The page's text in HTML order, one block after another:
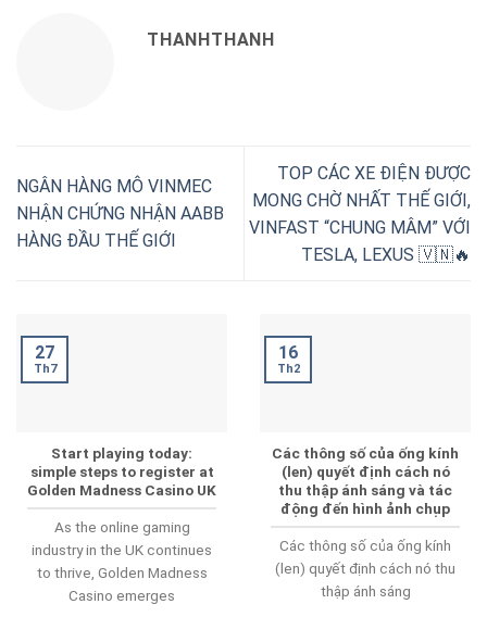
THANHTHANH
NGÂN HÀNG MÔ VINMEC
NHẬN CHỨNG NHẬN AABB
HÀNG ĐẦU THẾ GIỚI
TOP CÁC XE ĐIỆN ĐƯỢC
MONG CHỜ NHẤT THẾ GIỚI,
VINFAST “CHUNG MÂM” VỚI
TESLA, LEXUS 🇻🇳🔥
Start playing today:
simple steps to register at
Golden Madness Casino UK
As the online gaming
industry in the UK continues
to thrive, Golden Madness
Casino emerges
27
Th7
Các thông số của ống kính
(len) quyết định cách nó
thu thập ánh sáng và tác
động đến hình ảnh chụp
Các thông số của ống kính
(len) quyết định cách nó thu
thập ánh sáng
16
Th2